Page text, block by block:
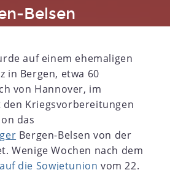
Belsen
auf einem ehemaligen
in Bergen, etwa 60
von Hannover, im
Kriegsvorbereitungen
das
Bergen-Belsen von der
Wenige Wochen nach dem
die Sowjetunion vom 22.